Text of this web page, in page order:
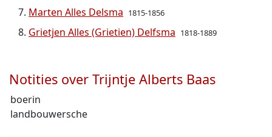
Marten Alles Delsma 1815-1856
Grietjen Alles (Grietien) Delfsma 1818-1889
Notities over Trijntje Alberts Baas
boerin
landbouwersche